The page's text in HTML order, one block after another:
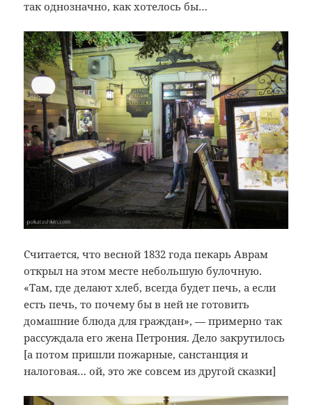
так однозначно, как хотелось бы…
Считается, что весной 1832 года пекарь Аврам
открыл на этом месте небольшую булочную.
«Там, где делают хлеб, всегда будет печь, а если
есть печь, то почему бы в ней не готовить
домашние блюда для граждан», — примерно так
рассуждала его жена Петрония. Дело закрутилось
[а потом пришли пожарные, санстанция и
налоговая… ой, это же совсем из другой сказки]